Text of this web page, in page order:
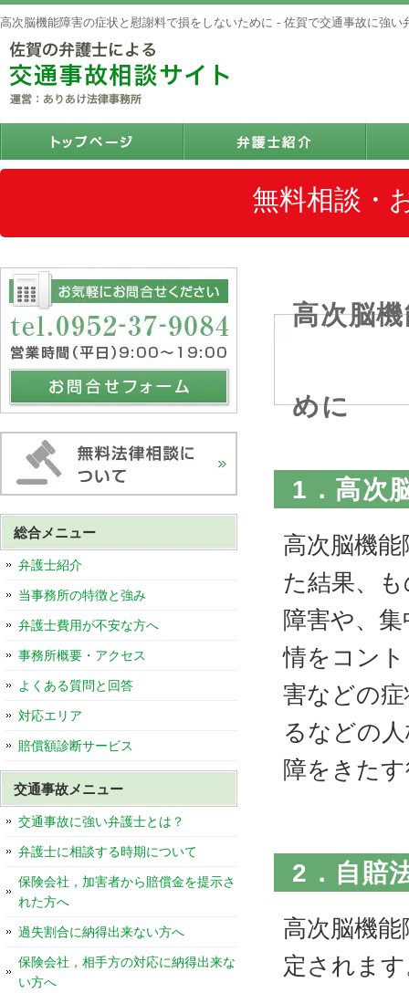
高次脳機能障害の症状と慰謝料で損をしないために - 佐賀で交通事故に強
無料相談・
高次脳
めに
1．高次
高次脳機
た結果、
障害や、
情をコン
害などの
るなどの
障をきた
2．自賠
高次脳機
定されま
総合メニュー
弁護士紹介
当事務所の特徴と強み
弁護士費用が不安な方へ
事務所概要・アクセス
よくある質問と回答
対応エリア
賠償額診断サービス
交通事故メニュー
交通事故に強い弁護士とは？
弁護士に相談する時期について
保険会社，加害者から賠償金を提示さ
れた方へ
過失割合に納得出来ない方へ
保険会社，相手方の対応に納得出来な
い方へ